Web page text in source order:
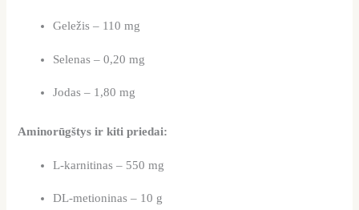
Geležis – 110 mg
Selenas – 0,20 mg
Jodas – 1,80 mg
Aminorūgštys ir kiti priedai:
L-karnitinas – 550 mg
DL-metioninas – 10 g